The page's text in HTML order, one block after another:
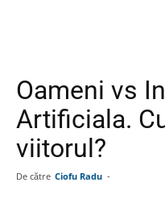
Oameni vs
Artificiala.
viitorul?
De către Ciofu Radu -